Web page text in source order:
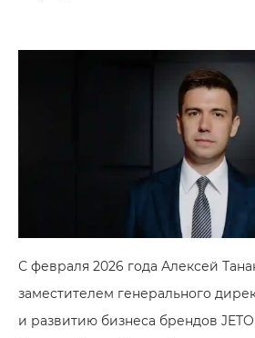
С февраля 2026 года Алексей
заместителем генерального
и развитию бизнеса брендов